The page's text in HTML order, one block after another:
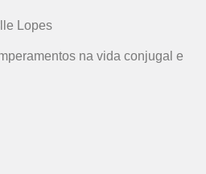
Lopes
na vida conjugal e